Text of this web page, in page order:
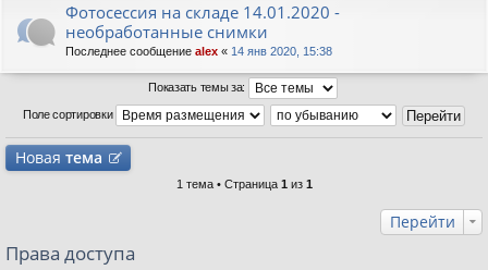
Фотосессия на складе 14.01.2020 -
необработанные снимки
Последнее сообщение alex « 14 янв 2020, 15:38
Показать темы за:
Поле сортировки
Новая тема
1 тема • Страница 1 из 1
Перейти
Права доступа